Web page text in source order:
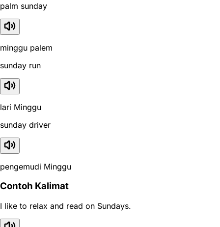
palm sunday
minggu palem
sunday run
lari Minggu
sunday driver
pengemudi Minggu
Contoh Kalimat
I like to relax and read on Sundays.